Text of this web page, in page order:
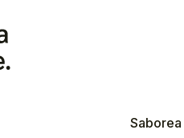
Saborea